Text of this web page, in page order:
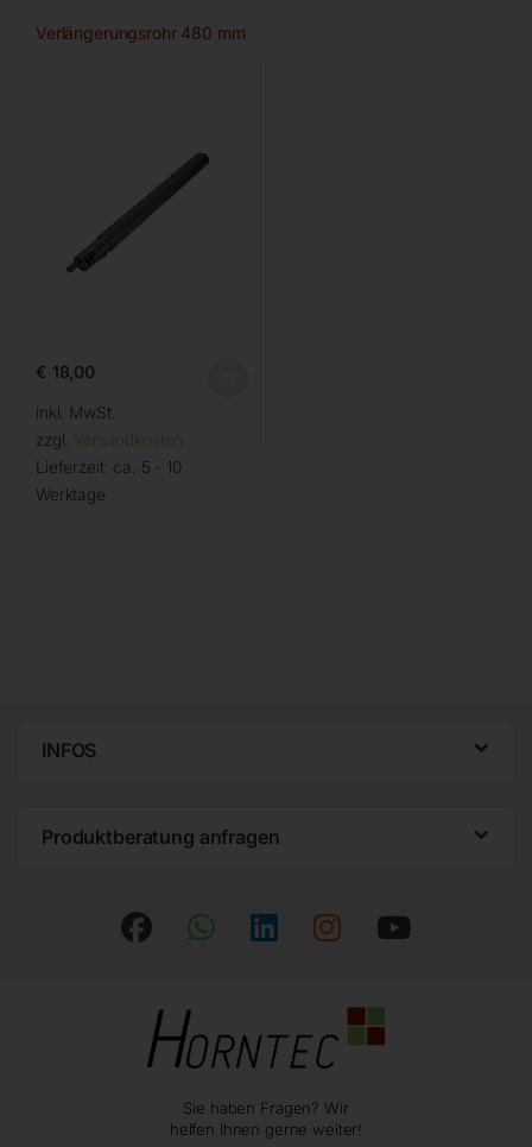
Verlängerungsrohr 480 mm
€ 18,00
inkl. MwSt.
zzgl. Versandkosten
Lieferzeit: ca. 5 - 10
Werktage
INFOS
Produktberatung anfragen
Sie haben Fragen? Wir
helfen Ihnen gerne weiter!